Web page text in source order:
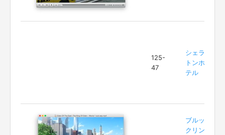
125-
47
シェラ
トンホ
テル
ブルッ
クリン